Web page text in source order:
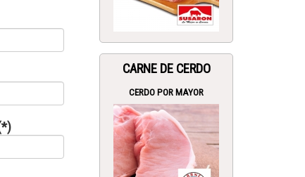
CARNE DE CERDO
CERDO POR MAYOR